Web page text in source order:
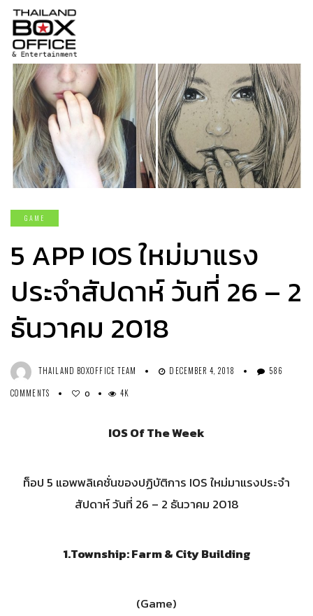
GAME
5 APP IOS ใหม่มาแรง
ประจำสัปดาห์ วันที่ 26 – 2
ธันวาคม 2018
THAILAND BOXOFFICE TEAM DECEMBER 4, 2018
586
COMMENTS
0 4K
IOS Of The Week
ท็อป 5 แอพพลิเคชั่นของปฏิบัติการ IOS ใหม่มาแรงประจำ
สัปดาห์ วันที่ 26 – 2 ธันวาคม 2018
1.Township: Farm & City Building
(Game)